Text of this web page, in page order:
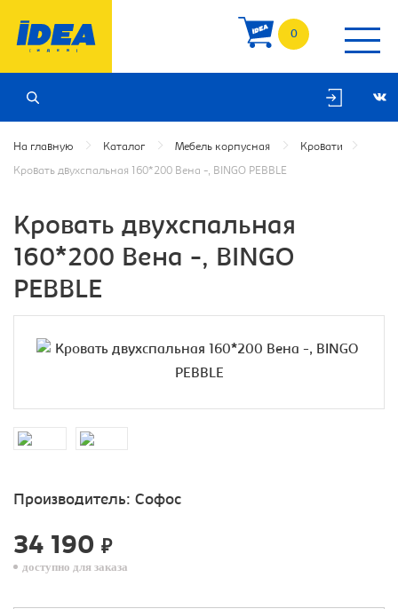
0
На главную Каталог Мебель корпусная Кровати
Кровать двухспальная 160*200 Вена -, BINGO PEBBLE
Кровать двухспальная
160*200 Вена -, BINGO
PEBBLE
Производитель: Софос
34 190 ₽
доступно для заказа